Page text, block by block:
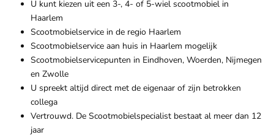
U kunt kiezen uit een 3-, 4- of 5-wiel scootmobiel in
Haarlem
Scootmobielservice in de regio Haarlem
Scootmobielservice aan huis in Haarlem mogelijk
Scootmobielservicepunten in Eindhoven, Woerden, Nijmegen
en Zwolle
U spreekt altijd direct met de eigenaar of zijn betrokken
collega
Vertrouwd. De Scootmobielspecialist bestaat al meer dan 12
jaar